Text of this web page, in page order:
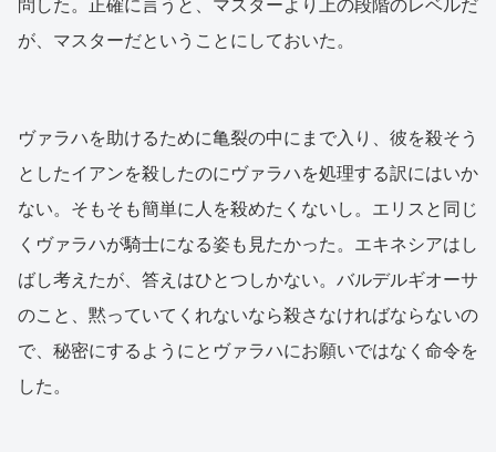
問した。正確に言うと、マスターより上の段階のレベルだ
が、マスターだということにしておいた。
ヴァラハを助けるために亀裂の中にまで入り、彼を殺そう
としたイアンを殺したのにヴァラハを処理する訳にはいか
ない。そもそも簡単に人を殺めたくないし。エリスと同じ
くヴァラハが騎士になる姿も見たかった。エキネシアはし
ばし考えたが、答えはひとつしかない。バルデルギオーサ
のこと、黙っていてくれないなら殺さなければならないの
で、秘密にするようにとヴァラハにお願いではなく命令を
した。